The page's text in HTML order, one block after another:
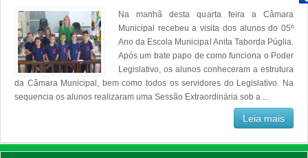
Na manhã desta quarta feira a Câmara
Municipal recebeu a visita dos alunos do 05º
Ano da Escola Municipal Anita Taborda Púglia.
Após um bate papo de como funciona o Poder
Legislativo, os alunos conheceram a estrutura
da Câmara Municipal, bem como todos os servidores do Legislativo. Na
sequencia os alunos realizaram uma Sessão Extraordinária sob a ...
Leia mais